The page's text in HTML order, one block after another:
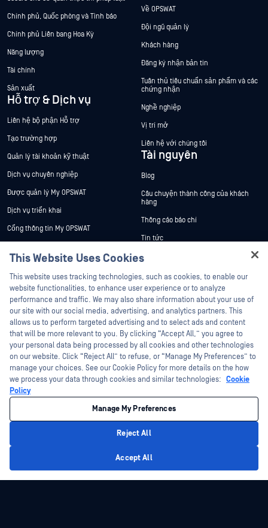
Chính phủ, Quốc phòng và Tình báo
Chính phủ Liên bang Hoa Kỳ
Năng lượng
Tài chính
Sản xuất
Hỗ trợ & Dịch vụ
Liên hệ bộ phận Hỗ trợ
Tạo trường hợp
Quản lý tài khoản kỹ thuật
Dịch vụ chuyên nghiệp
Được quản lý My OPSWAT
Dịch vụ triển khai
Cổng thông tin My OPSWAT
Chương trình Xử lý Lỗ hổng Bảo mật
Đối tác
Chứng nhận
Đối tác công nghệ
Chương trình đối tác kênh phân phối
Về OPSWAT
Đội ngũ quản lý
Khách hàng
Đăng ký nhận bản tin
Tuân thủ tiêu chuẩn sản phẩm và các
chứng nhận
Nghề nghiệp
Vị trí mở
Liên hệ với chúng tôi
Tài nguyên
Blog
Câu chuyện thành công của khách
hàng
Thông cáo báo chí
Tin tức
Sự kiện
Hội thảo trên trực tuyến
Datasheets
White Papers
Công cụ miễn phí
©2026 OPSWAT Công ty TNHH. Mọi quyền được bảo lưu. OPSWAT , MetaDefender
Metascan, MetaAccess , cái OPSWAT Logo, Không tin tưởng bất kỳ tệp tin nào.
Không tin tưởng bất kỳ thiết bị nào. OPSWAT Academy Bảo vệ thế giới cơ sở hạ
tầng trọng yếu Deep CDR™ Technology, InQuest, Logo InQuest, DFI, RetroHunt, Deep
File Inspection và Join the Hunt là các nhãn hiệu thương mại của OPSWAT Các
nhãn hiệu của bên thứ ba là tài sản của chủ sở hữu tương ứng.
Quản lý tùy chọn Cookie
This Website Uses Cookies
This website uses tracking technologies, such as cookies, to enable our
website functionalities, to enhance user experience or to analyze
performance and traffic. We may also share information about your use of
our site with our social media, advertising, and analytics partners. This
allows us to perform targeted advertising and to select ads and content
that will be more relevant to you. By clicking “Accept All,” you agree to
your personal data being processed by all cookies and other technologies
on our website. Click “Reject All” to refuse, or “Manage My Preferences” to
manage your choices. See our Cookie Policy for more details on the how
we process your data through cookies and similar technologies: Cookie
Policy
Manage My Preferences
Reject All
Accept All
Hey there!
I'm Ozzy, your OPSWAT virtual assistant.
How can I help you secure what's critical
today?